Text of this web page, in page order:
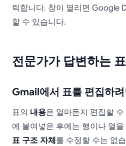
릭합니다. 창이 열리면 Google
할 수 있습니다.
전문가가 답변하는
Gmail에서 표를 편집하
표의 내용은 얼마든지 편집할
에 붙여넣은 후에는 행이나 열
표 구조 자체 를 수정할 수는 없